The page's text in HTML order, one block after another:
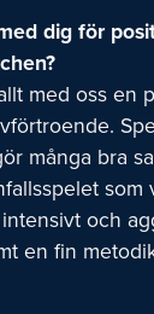
dig för
med oss en
många bra
som
och
en fin